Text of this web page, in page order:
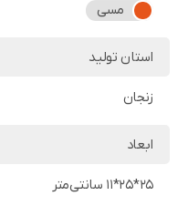
مسی
استان تولید
زنجان
ابعاد
25*25*11 سانتی‌متر